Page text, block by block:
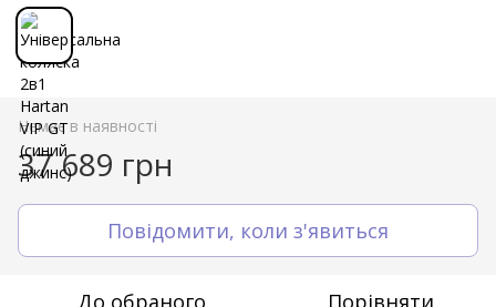
Немає в наявності
37 689 грн
Повідомити, коли з'явиться
До обраного Порівняти